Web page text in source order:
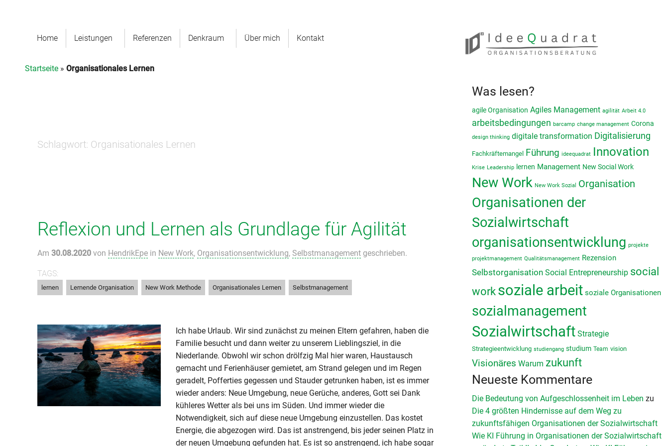
Home Leistungen Referenzen Denkraum Über mich Kontakt
Startseite » Organisationales Lernen
Schlagwort: Organisationales Lernen
Reflexion und Lernen als Grundlage für Agilität
Am 30.08.2020 von HendrikEpe in New Work, Organisationsentwicklung, Selbstmanagement geschrieben.
TAGS:
lernen Lernende Organisation New Work Methode Organisationales Lernen Selbstmanagement
Ich habe Urlaub. Wir sind zunächst zu meinen Eltern gefahren, haben die
Familie besucht und dann weiter zu unserem Lieblingsziel, in die
Niederlande. Obwohl wir schon drölfzig Mal hier waren, Haustausch
gemacht und Ferienhäuser gemietet, am Strand gelegen und im Regen
geradelt, Pofferties gegessen und Stauder getrunken haben, ist es immer
wieder anders: Neue Umgebung, neue Gerüche, anderes, Gott sei Dank
kühleres Wetter als bei uns im Süden. Und immer wieder die
Notwendigkeit, sich auf diese neue Umgebung einzustellen. Das kostet
Energie, die abgezogen wird. Das ist anstrengend, bis jeder seinen Platz in
der neuen Umgebung gefunden hat. Es ist so anstrengend, ich habe sogar
Was lesen?
agile Organisation Agiles Management agilität Arbeit 4.0
arbeitsbedingungen barcamp change management Corona
design thinking digitale transformation Digitalisierung
Fachkräftemangel Führung ideequadrat Innovation
Krise Leadership lernen Management New Social Work
New Work New Work Sozial Organisation
Organisationen der
Sozialwirtschaft
organisationsentwicklung projekte
projektmanagement Qualitätsmanagement Rezension
Selbstorganisation Social Entrepreneurship social
work soziale arbeit soziale Organisationen
sozialmanagement
Sozialwirtschaft Strategie
Strategieentwicklung studiengang studium Team vision
Visionäres Warum zukunft
Neueste Kommentare
Die Bedeutung von Aufgeschlossenheit im Leben zu
Die 4 größten Hindernisse auf dem Weg zu
zukunftsfähigen Organisationen der Sozialwirtschaft
Wie KI Führung in Organisationen der Sozialwirtschaft